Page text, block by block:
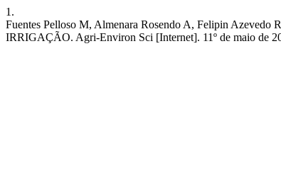
1.
Fuentes Pelloso M, Almenara Rosendo A, Felipin
IRRIGAÇÃO. Agri-Environ Sci [Internet]. 11º de maio de